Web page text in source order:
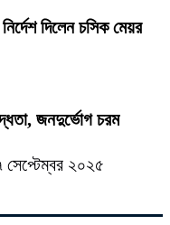
দিলেন চসিক মেয়র
জনদুর্ভোগ চরম
২০২৫